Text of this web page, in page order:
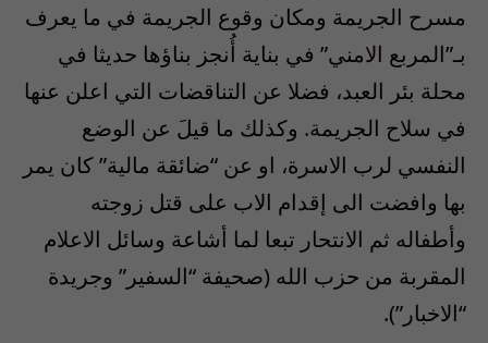
مسرح الجريمة ومكان وقوع الجريمة في ما يعرف
بـ”المربع الامني” في بناية أُنجز بناؤها حديثا في
محلة بئر العبد، فضلا عن التناقضات التي اعلن عنها
في سلاح الجريمة. وكذلك ما قيلَ عن الوضع
النفسي لرب الاسرة، او عن “ضائقة مالية” كان يمر
بها وافضت الى إقدام الاب على قتل زوجته
وأطفاله ثم الانتحار تبعا لما أشاعة وسائل الاعلام
المقربة من حزب الله (صحيفة “السفير” وجريدة
“الاخبار”).